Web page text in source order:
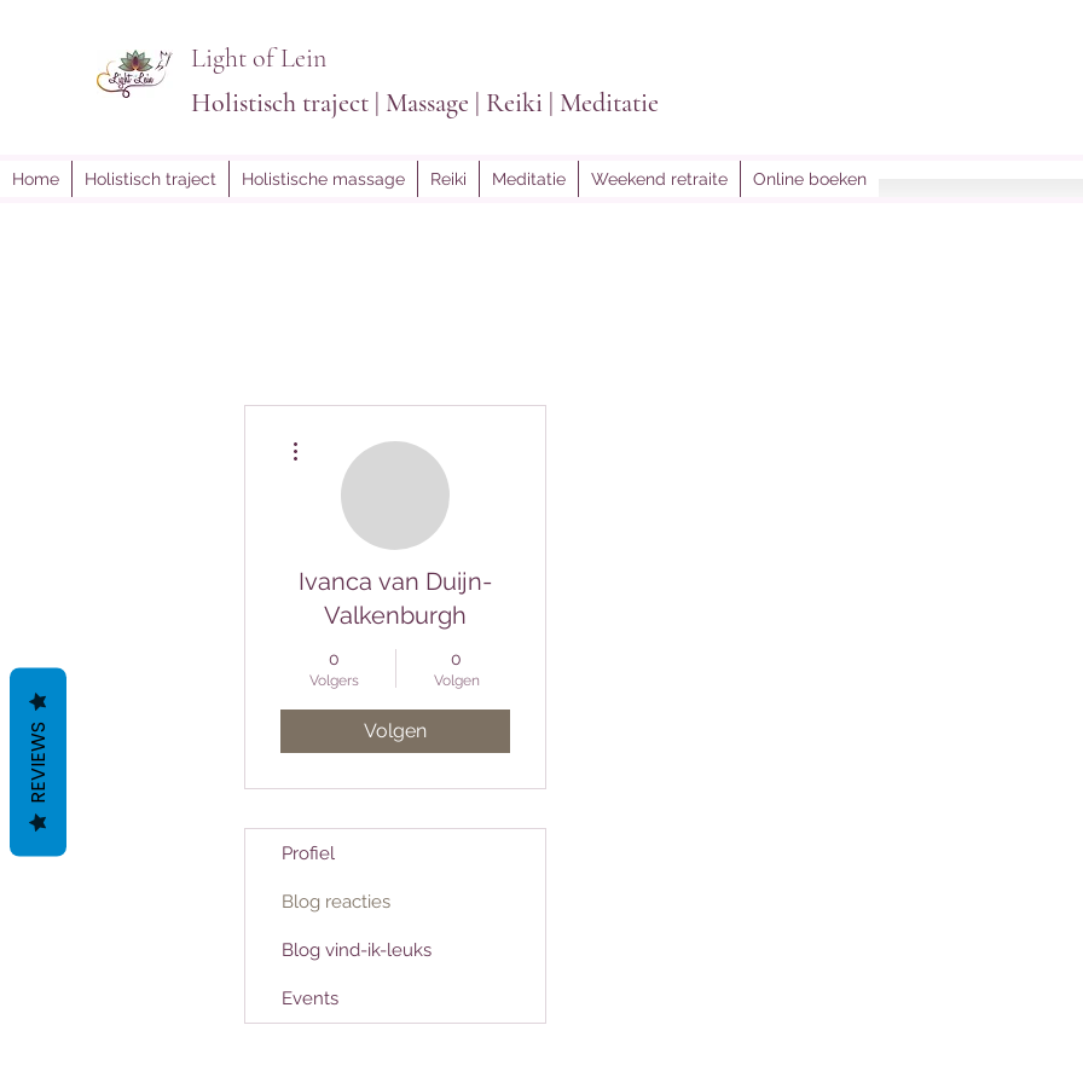
Light of Lein
Holistisch traject | Massage | Reiki | Meditatie
Home Holistisch traject Holistische massage Reiki Meditatie Weekend retraite Online boeken
Ivanca van Duijn-
Valkenburgh
0
Volgers
0
Volgen
Volgen
Profiel
Blog reacties
Blog vind-ik-leuks
Events
REVIEWS